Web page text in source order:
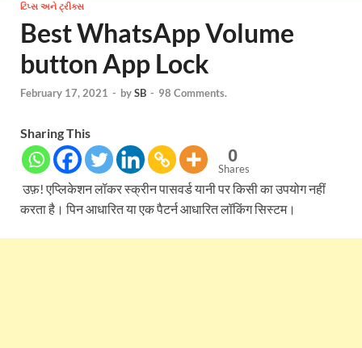
ટિપ્સ અને ટ્રીક્સ
Best WhatsApp Volume
button App Lock
February 17, 2021 - bySB - 98 Comments.
Sharing This
0
Shares
उफ़! एप्लिकेशन लॉकर स्क्रीन पासवर्ड यानी पर किसी का उपयोग नहीं
करता है। पिन आधारित या एक पैटर्न आधारित लॉकिंग सिस्टम।